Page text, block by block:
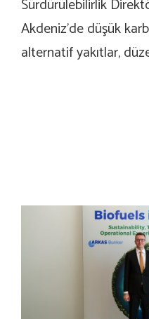
Sürdürülebilirlik
Akdeniz’de düşük
alternatif yakıtlar,